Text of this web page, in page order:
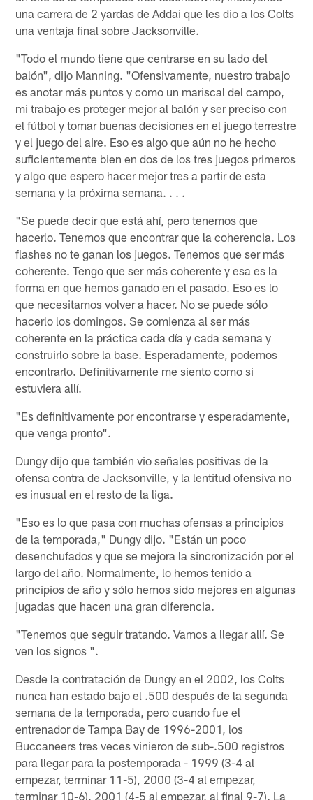
una carrera de 2 yardas de Addai que les dio a los Colts
una ventaja final sobre Jacksonville.
"Todo el mundo tiene que centrarse en su lado del
balón", dijo Manning. "Ofensivamente, nuestro trabajo
es anotar más puntos y como un mariscal del campo,
mi trabajo es proteger mejor al balón y ser preciso con
el fútbol y tomar buenas decisiones en el juego terrestre
y el juego del aire. Eso es algo que aún no he hecho
suficientemente bien en dos de los tres juegos primeros
y algo que espero hacer mejor tres a partir de esta
semana y la próxima semana. . . .
"Se puede decir que está ahí, pero tenemos que
hacerlo. Tenemos que encontrar que la coherencia. Los
flashes no te ganan los juegos. Tenemos que ser más
coherente. Tengo que ser más coherente y esa es la
forma en que hemos ganado en el pasado. Eso es lo
que necesitamos volver a hacer. No se puede sólo
hacerlo los domingos. Se comienza al ser más
coherente en la práctica cada día y cada semana y
construirlo sobre la base. Esperadamente, podemos
encontrarlo. Definitivamente me siento como si
estuviera allí.
"Es definitivamente por encontrarse y esperadamente,
que venga pronto".
Dungy dijo que también vio señales positivas de la
ofensa contra de Jacksonville, y la lentitud ofensiva no
es inusual en el resto de la liga.
"Eso es lo que pasa con muchas ofensas a principios
de la temporada," Dungy dijo. "Están un poco
desenchufados y que se mejora la sincronización por el
largo del año. Normalmente, lo hemos tenido a
principios de año y sólo hemos sido mejores en algunas
jugadas que hacen una gran diferencia.
"Tenemos que seguir tratando. Vamos a llegar allí. Se
ven los signos ".
Desde la contratación de Dungy en el 2002, los Colts
nunca han estado bajo el .500 después de la segunda
semana de la temporada, pero cuando fue el
entrenador de Tampa Bay de 1996-2001, los
Buccaneers tres veces vinieron de sub-.500 registros
para llegar para la postemporada - 1999 (3-4 al
empezar, terminar 11-5), 2000 (3-4 al empezar,
terminar 10-6), 2001 (4-5 al empezar, al final 9-7). La